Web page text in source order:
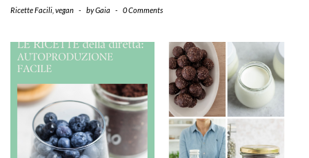
Ricette Facili vegan - byGaia - 0 Comments